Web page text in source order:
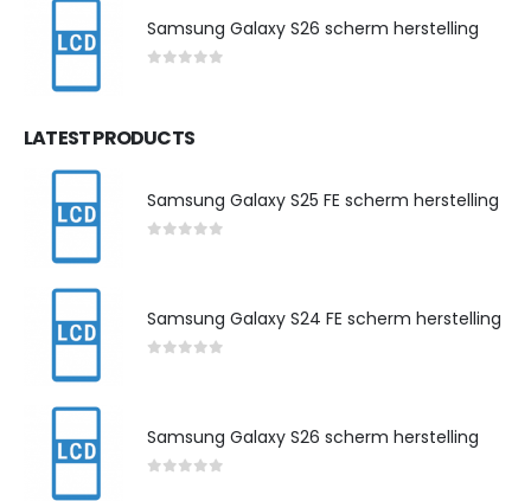
Samsung Galaxy S26 scherm herstelling
LATEST PRODUCTS
Samsung Galaxy S25 FE scherm herstelling
Samsung Galaxy S24 FE scherm herstelling
Samsung Galaxy S26 scherm herstelling